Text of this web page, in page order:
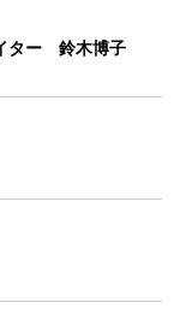
ター 鈴木博子